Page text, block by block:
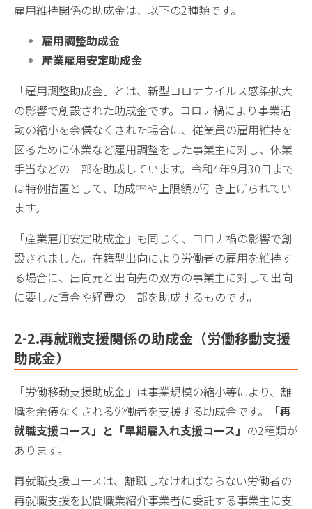
雇用維持関係の助成金は、以下の2種類です。
雇用調整助成金
産業雇用安定助成金
「雇用調整助成金」とは、新型コロナウイルス感染拡大
の影響で創設された助成金です。コロナ禍により事業活
動の縮小を余儀なくされた場合に、従業員の雇用維持を
図るために休業など雇用調整をした事業主に対し、休業
手当などの一部を助成しています。令和4年9月30日まで
は特例措置として、助成率や上限額が引き上げられてい
ます。
「産業雇用安定助成金」も同じく、コロナ禍の影響で創
設されました。在籍型出向により労働者の雇用を維持す
る場合に、出向元と出向先の双方の事業主に対して出向
に要した賃金や経費の一部を助成するものです。
2-2.再就職支援関係の助成金（労働移動支援
助成金）
「労働移動支援助成金」は事業規模の縮小等により、離
職を余儀なくされる労働者を支援する助成金です。
「再
就職支援コース」と「早期雇入れ支援コース」 の2種類が
あります。
再就職支援コースは、離職しなければならない労働者の
再就職支援を民間職業紹介事業者に委託する事業主に支